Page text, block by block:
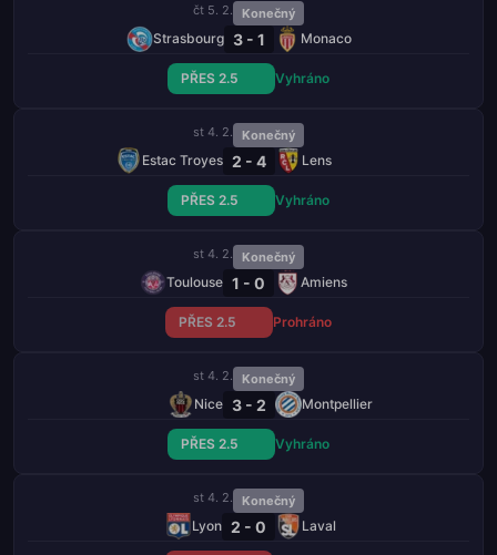
čt 5. 2. Konečný
Strasbourg 3 - 1 Monaco
PŘES 2.5 Vyhráno
st 4. 2. Konečný
Estac Troyes 2 - 4 Lens
PŘES 2.5 Vyhráno
st 4. 2. Konečný
Toulouse 1 - 0 Amiens
PŘES 2.5 Prohráno
st 4. 2. Konečný
Nice 3 - 2 Montpellier
PŘES 2.5 Vyhráno
st 4. 2. Konečný
Lyon 2 - 0 Laval